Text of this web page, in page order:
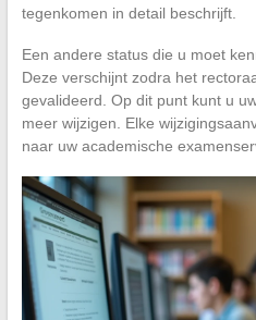
tegenkomen in detail beschrijft.
Een andere status die u moet
Deze verschijnt zodra het
gevalideerd. Op dit punt kunt u
meer wijzigen. Elke
naar uw academische